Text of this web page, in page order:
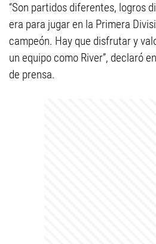
“Son partidos diferentes, logros
era para jugar en la Primera
campeón. Hay que disfrutar y
un equipo como River”, declaró
de prensa.